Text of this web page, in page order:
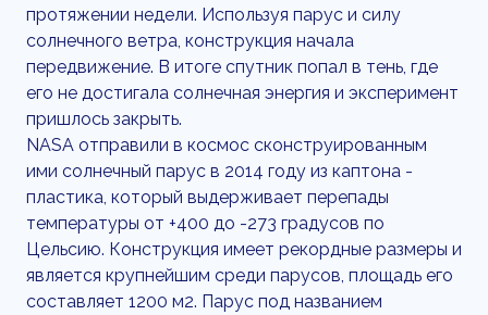
протяжении недели. Используя парус и силу
солнечного ветра, конструкция начала
передвижение. В итоге спутник попал в тень, где
его не достигала солнечная энергия и эксперимент
пришлось закрыть.
NASA отправили в космос сконструированным
ими солнечный парус в 2014 году из каптона -
пластика, который выдерживает перепады
температуры от +400 до -273 градусов по
Цельсию. Конструкция имеет рекордные размеры и
является крупнейшим среди парусов, площадь его
составляет 1200 м2. Парус под названием